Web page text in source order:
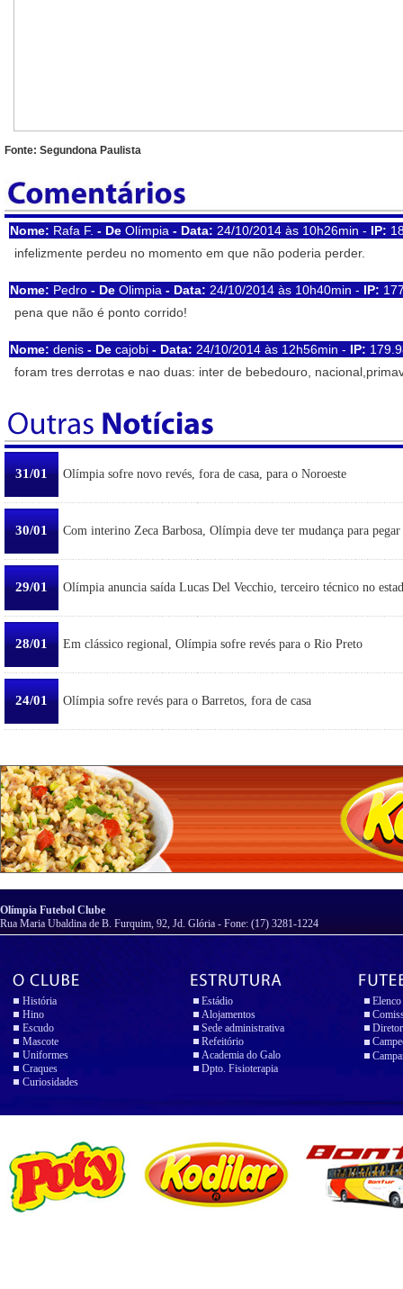
Fonte: Segundona Paulista
Nome: Rafa F. - De Olímpia - Data: 24/10/2014 às 10h26min - IP:
infelizmente perdeu no momento em que não poderia perder.
Nome: Pedro - De Olimpia - Data: 24/10/2014 às 10h40min - IP:
pena que não é ponto corrido!
Nome: denis - De cajobi - Data: 24/10/2014 às 12h56min - IP:
foram tres derrotas e nao duas: inter de bebedouro,
31/01 Olímpia sofre novo revés, fora de casa, para o Noroeste
30/01 Com interino Zeca Barbosa, Olímpia deve ter mudança para pegar
29/01 Olímpia anuncia saída Lucas Del Vecchio, terceiro técnico no
28/01 Em clássico regional, Olímpia sofre revés para o Rio Preto
24/01 Olímpia sofre revés para o Barretos, fora de casa
Olímpia Futebol Clube
Rua Maria Ubaldina de B. Furquim, 92, Jd. Glória - Fone: (17) 3281-1224
História
Hino
Escudo
Mascote
Uniformes
Craques
Curiosidades
Estádio
Alojamentos
Sede administrativa
Refeitório
Academia do Galo
Dpto. Fisioterapia
Elenco